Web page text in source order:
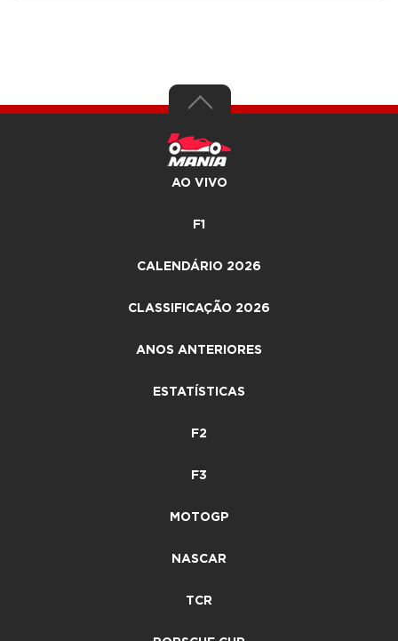
AO VIVO
F1
CALENDÁRIO 2026
CLASSIFICAÇÃO 2026
ANOS ANTERIORES
ESTATÍSTICAS
F2
F3
MOTOGP
NASCAR
TCR